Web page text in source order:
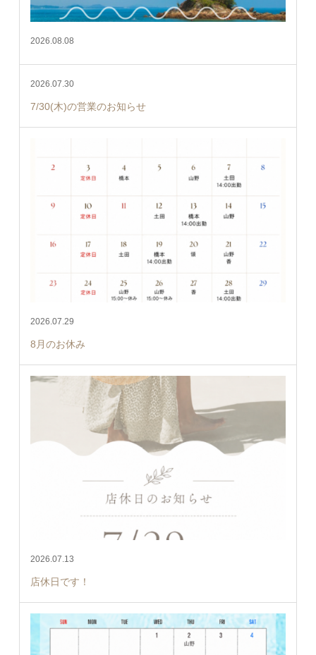
2026.08.08
2026.07.30
7/30(木)の営業のお知らせ
2026.07.29
8月のお休み
2026.07.13
店休日です！